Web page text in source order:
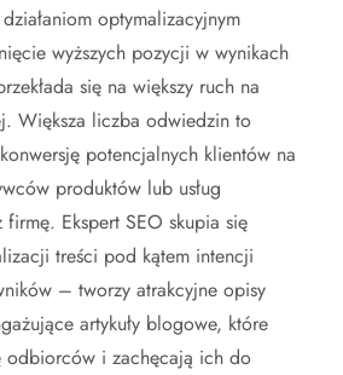
optymalizacyjnym
wyższych pozycji w wynikach
się na większy ruch na
Większa liczba odwiedzin to
potencjalnych klientów na
produktów lub usług
Ekspert SEO skupia się
treści pod kątem intencji
– tworzy atrakcyjne opisy
artykuły blogowe, które
odbiorców i zachęcają ich do